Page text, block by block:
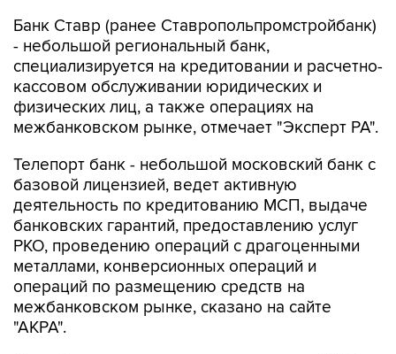
Банк Ставр (ранее Ставропольпромстройбанк)
- небольшой региональный банк,
специализируется на кредитовании и расчетно-
кассовом обслуживании юридических и
физических лиц, а также операциях на
межбанковском рынке, отмечает "Эксперт РА".
Телепорт банк - небольшой московский банк с
базовой лицензией, ведет активную
деятельность по кредитованию МСП, выдаче
банковских гарантий, предоставлению услуг
РКО, проведению операций с драгоценными
металлами, конверсионных операций и
операций по размещению средств на
межбанковском рынке, сказано на сайте
"АКРА".